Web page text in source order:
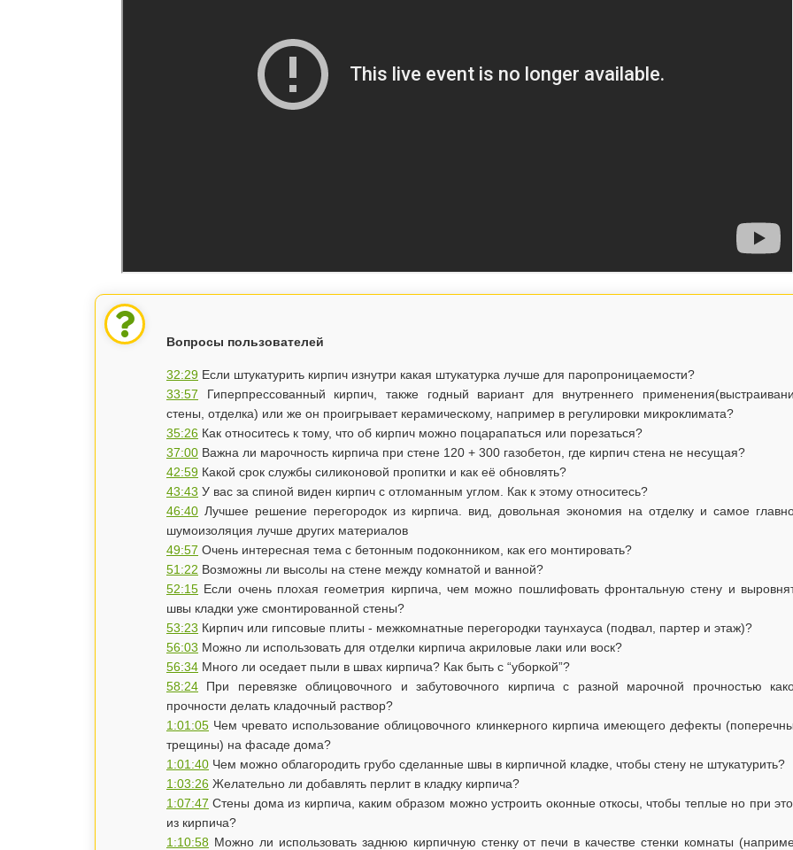
Вопросы пользователей
32:29 Если штукатурить кирпич изнутри какая штукатурка лучше для паропроницаемости?
33:57 Гиперпрессованный кирпич, также годный вариант для внутреннего
стены, отделка) или же он проигрывает керамическому, например в регулировки микроклимата?
35:26 Как относитесь к тому, что об кирпич можно поцарапаться или порезаться?
37:00 Важна ли марочность кирпича при стене 120 + 300 газобетон, где кирпич стена не несущая?
42:59 ​Какой срок службы силиконовой пропитки и как её обновлять?
43:43 У вас за спиной виден кирпич с отломанным углом. Как к этому относитесь?
46:40 Лучшее решение перегородок из кирпича. вид, довольная экономия на отделку и самое
шумоизоляция лучше других материалов
49:57 Очень интересная тема с бетонным подоконником, как его монтировать?
51:22 Возможны ли высолы на стене между комнатой и ванной?
52:15 Если очень плохая геометрия кирпича, чем можно пошлифовать фронтальную стену и
швы кладки уже смонтированной стены?
53:23 Кирпич или гипсовые плиты - межкомнатные перегородки таунхауса (подвал, партер и этаж)?
56:03 Можно ли использовать для отделки кирпича акриловые лаки или воск?
56:34 Много ли оседает пыли в швах кирпича? Как быть с “уборкой”?
58:24 При перевязке облицовочного и забутовочного кирпича с разной марочной прочностью
прочности делать кладочный раствор?
1:01:05 Чем чревато использование облицовочного клинкерного кирпича имеющего дефекты
трещины) на фасаде дома?
1:01:40 Чем можно облагородить грубо сделанные швы в кирпичной кладке, чтобы стену не штукатурить?
1:03:26 Желательно ли добавлять перлит в кладку кирпича?
1:07:47 Стены дома из кирпича, каким образом можно устроить оконные откосы, чтобы теплые но при
из кирпича?
1:10:58 Можно ли использовать заднюю кирпичную стенку от печи в качестве стенки комнаты